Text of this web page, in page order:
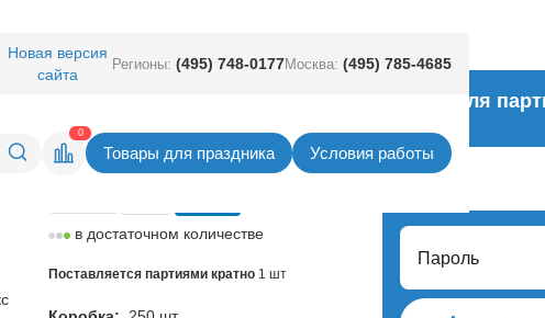
Новая версия
сайта
Регионы: (495) 748-0177Москва: (495) 785-4685
0
Товары для праздника Условия работы
Вернуться в раздел Шары под воздух
Цена 495,00 руб. за шт
в достаточном количестве
Поставляется партиями кратно 1 шт
Вход для
Логин
Пароль